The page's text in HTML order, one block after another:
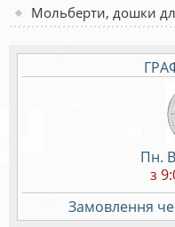
Мольберти, дошки
Пн.
з
Замовлення